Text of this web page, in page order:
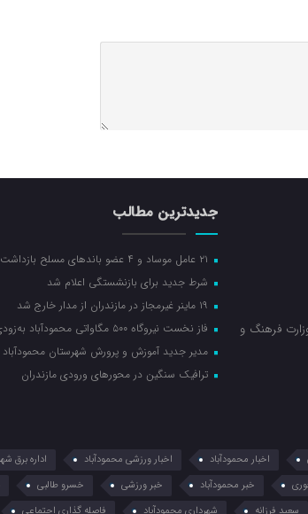
فرهنگ و
جدیدترین مطالب
شرط جدید برای بازنشستگی اعلام شد
فاز نخست نیروگاه ۵۰۰ مگاواتی محمودآباد به‌زودی آغاز می‌شود
مدیر جدید آموزش و پرورش شهرستان
ترافیک سنگین در محور‌های ورودی مازندران
اخبار محمودآباد اخبار ورزشی محمودآباد اداره برق
خبر محمودآباد خبر ورزشی خسرو طالبی
سعید فرزانه شهرداری محمودآباد فاصله گذاری اجتماعی